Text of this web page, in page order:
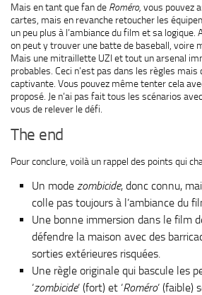
Mais en tant que fan de Roméro, vous pouvez
cartes, mais en revanche retoucher les
un peu plus à l’ambiance du film et sa logique.
on peut y trouver une batte de baseball, voire
Mais une mitraillette UZI et tout un arsenal
probables. Ceci n’est pas dans les règles
captivante. Vous pouvez même tenter cela
proposé. Je n’ai pas fait tous les scénarios
vous de relever le défi.
The end
Pour conclure, voilà un rappel des points qui
Un mode zombicide, donc connu,
colle pas toujours à l’ambiance du
Une bonne immersion dans le film
défendre la maison avec des
sorties extérieures risquées.
Une règle originale qui bascule les
‘zombicide‘ (fort) et ‘Roméro‘ (faible)